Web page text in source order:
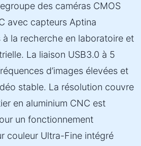
des caméras CMOS
avec capteurs Aptina
à la recherche en laboratoire et
La liaison USB3.0 à 5
d’images élevées et
stable. La résolution couvre
en aluminium CNC est
un fonctionnement
couleur Ultra-Fine intégré